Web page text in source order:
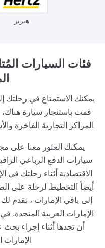
هيرتز
فئات السيارات
يمكنك الاستمتاع في رحلتك
قمت باستئجار سيارة
المراكز التجارية الفاخرة
يمكنك العثور معنا على
سيارات الدفع الرباعي
الاقتصادية أثناء رحلتك في
أيضاً التخطيط لرحلة على
إلى باقي الإمارات ، نقدم
الإمارات العربية المتحدة.
أن تجدها أثناء إجراء
الإمارات